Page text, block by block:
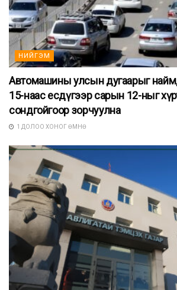
НИЙГЭМ
Автомашины улсын дугаарыг
15-наас есдүгээр сарын 12-ныг
сондгойгоор зорчуулна
1 ДОЛОО ХОНОГ ӨМНӨ